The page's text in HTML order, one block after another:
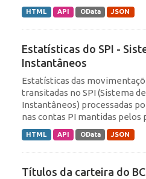
HTML API OData JSON
Estatísticas do SPI -
Instantâneos
Estatísticas das
transitadas no SPI (Sistema
Instantâneos) processadas
nas contas PI mantidas pelos
HTML API OData JSON
Títulos da carteira do